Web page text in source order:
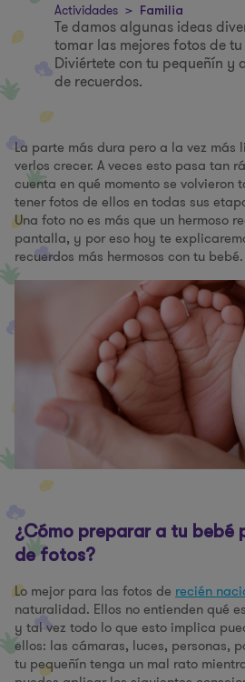
Actividades > Familia
Te damos algunas ideas
tomar las mejores fotos de
Diviértete con tu pequeñín y
de recuerdos.
La parte más dura pero a la vez más
verlos crecer. A veces esto pasa tan
cuenta en qué momento se volvieron
tener fotos de ellos en todas sus
Una foto no es más que un hermoso
pantalla, y por eso hoy te
recuerdos más hermosos con tu bebé.
¿Cómo preparar a tu bebé
de fotos?
Lo mejor para las fotos de recién
naturalidad. Ellos no entienden qué
y tal vez todo lo que esto implica
ellos: las cámaras, luces, personas,
tu pequeñín tenga un mal rato